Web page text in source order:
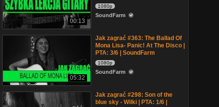
00:13
1080p
SoundFarm
05:32
Jak zagrać #363: The Ballad Of
Mona Lisa- Panic! At The Disco |
PTA: 3/6 | SoundFarm
1080p
SoundFarm
Jak zagrać #298: Son of the
blue sky - Wilki | PTA: 1/6 |